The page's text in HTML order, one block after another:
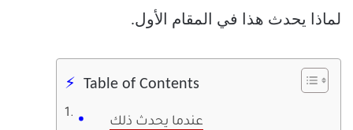
لماذا يحدث هذا في المقام الأول.
Table of Contents
عندما يحدث ذلك